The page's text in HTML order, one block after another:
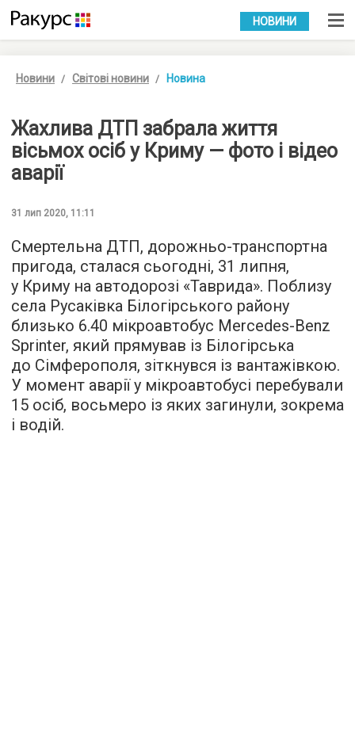
УКР РУС
НОВИНИ
Новини Світові новини Новина
Жахлива ДТП забрала життя
вісьмох осіб у Криму — фото і відео
аварії
31 лип 2020, 11:11
Смертельна ДТП, дорожньо-транспортна
пригода, сталася сьогодні, 31 липня,
у Криму на автодорозі «Таврида». Поблизу
села Русаківка Білогірського району
близько 6.40 мікроавтобус Mercedes-Benz
Sprinter, який прямував із Білогірська
до Сімферополя, зіткнувся із вантажівкою.
У момент аварії у мікроавтобусі перебували
15 осіб, восьмеро із яких загинули, зокрема
і водій.